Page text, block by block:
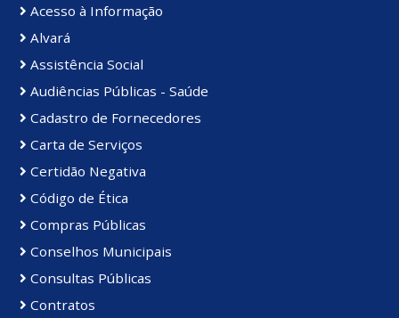
Acesso à Informação
Alvará
Assistência Social
Audiências Públicas - Saúde
Cadastro de Fornecedores
Carta de Serviços
Certidão Negativa
Código de Ética
Compras Públicas
Conselhos Municipais
Consultas Públicas
Contratos